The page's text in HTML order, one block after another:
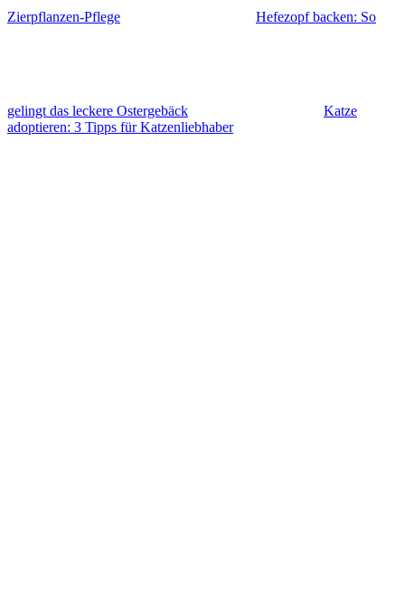
Zierpflanzen-Pflege Hefezopf backen: So
gelingt das leckere Ostergebäck
Katze
adoptieren: 3 Tipps für Katzenliebhaber